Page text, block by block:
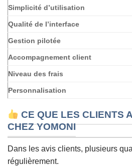
Simplicité d’utilisation
Qualité de l’interface
Gestion pilotée
Accompagnement client
Niveau des frais
Personnalisation
CE QUE LES CLIENTS
CHEZ YOMONI
Dans les avis clients, plusieurs
régulièrement.